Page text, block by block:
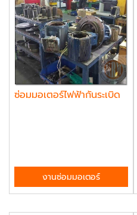
ซ่อมมอเตอร์ไฟฟ้ากันระเบิด
งานซ่อมมอเตอร์